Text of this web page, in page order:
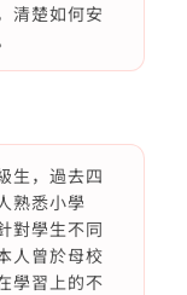
清楚如何安
生，過去四
熟悉小學
對學生不同
人曾於母校
學習上的不